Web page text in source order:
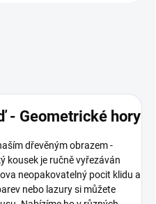
- Geometrické hory
dřevěným obrazem -
kousek je ručně vyřezáván
neopakovatelný pocit klidu a
nebo lazury si můžete